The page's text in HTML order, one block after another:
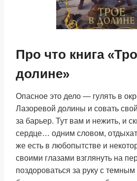
Про что книга
долине»
Опасное это дело — гулять в
Лазоревой долины и совать
за барьер. Тут вам и нежить, и
сердце… одним словом,
же есть в любопытстве и
своими глазами взглянуть на
поздороваться за руку с